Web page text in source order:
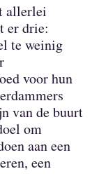
allerlei
er drie:
te weinig
voor hun
van de buurt
om
aan een
een